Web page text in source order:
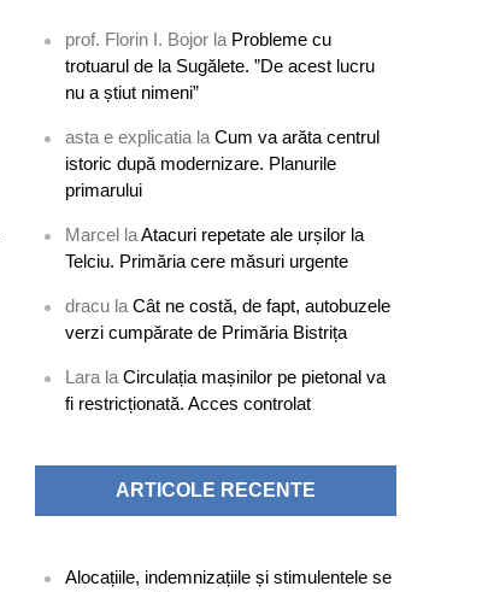
prof. Florin I. Bojor la Probleme cu
trotuarul de la Sugălete. ”De acest lucru
nu a știut nimeni”
asta e explicatia laCum va arăta centrul
istoric după modernizare. Planurile
primarului
Marcel laAtacuri repetate ale urșilor la
Telciu. Primăria cere măsuri urgente
dracu laCât ne costă, de fapt, autobuzele
verzi cumpărate de Primăria Bistrița
Lara laCirculația mașinilor pe pietonal va
fi restricționată. Acces controlat
ARTICOLE RECENTE
Alocațiile, indemnizațiile și stimulentele se